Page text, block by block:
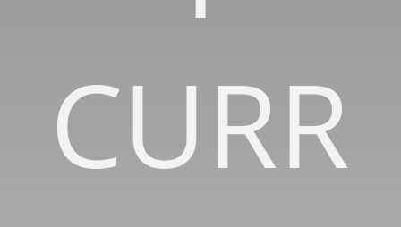
CURR